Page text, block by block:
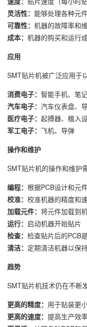
灵活性： 能够处理各种元
可靠性： 机器的故障率和
成本： 机器的购买和运行
应用
SMT贴片机被广泛应用于
消费电子： 智能手机、笔
汽车电子： 汽车仪表盘、
医疗电子： 起搏器、植入
军工电子： 飞机、导弹
操作和维护
SMT贴片机的操作和维护
编程： 根据PCB设计和元
校准： 校准机器的精度和
加载元件： 将元件加载到
运行： 启动机器开始贴片
检查： 检查贴片后的PCB
清洁： 定期清洁机器以保
趋势
SMT贴片机技术仍在不断
更高的精度： 用于贴装更
更高的速度： 提高生产效